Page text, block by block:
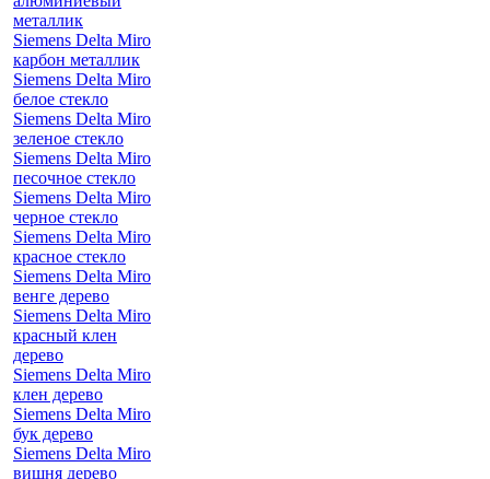
металлик
Siemens Delta Miro
карбон металлик
Siemens Delta Miro
белое стекло
Siemens Delta Miro
зеленое стекло
Siemens Delta Miro
песочное стекло
Siemens Delta Miro
черное стекло
Siemens Delta Miro
красное стекло
Siemens Delta Miro
венге дерево
Siemens Delta Miro
красный клен
дерево
Siemens Delta Miro
клен дерево
Siemens Delta Miro
бук дерево
Siemens Delta Miro
вишня дерево